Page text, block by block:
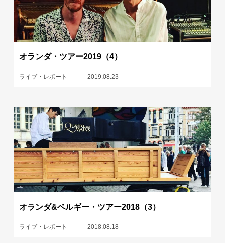
オランダ・ツアー2019（4）
ライブ・レポート 2019.08.23
オランダ&ベルギー・ツアー2018（3）
ライブ・レポート 2018.08.18